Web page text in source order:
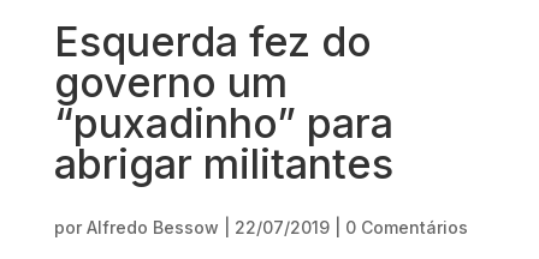
Esquerda fez do
governo um
“puxadinho” para
abrigar militantes
por Alfredo Bessow 22/07/2019| 0 Comentários